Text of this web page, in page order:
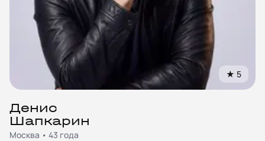
★ 5
Денис
Шапкарин
Москва • 43 года